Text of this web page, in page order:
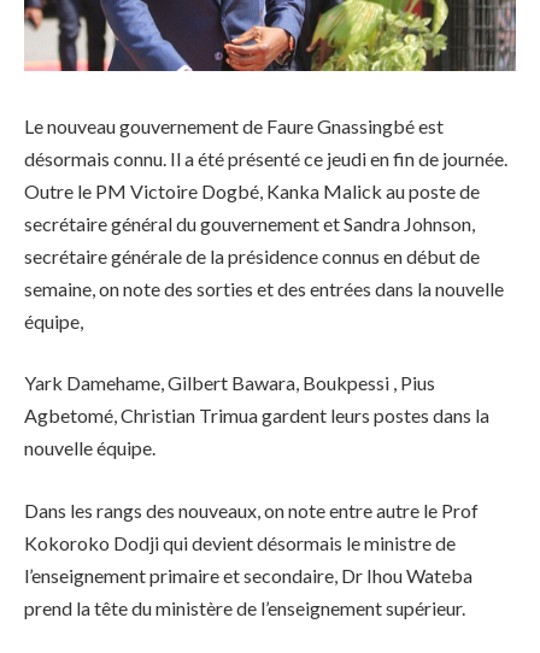
Le nouveau gouvernement de Faure Gnassingbé est
désormais connu. Il a été présenté ce jeudi en fin de journée.
Outre le PM Victoire Dogbé, Kanka Malick au poste de
secrétaire général du gouvernement et Sandra Johnson,
secrétaire générale de la présidence connus en début de
semaine, on note des sorties et des entrées dans la nouvelle
équipe,
Yark Damehame, Gilbert Bawara, Boukpessi , Pius
Agbetomé, Christian Trimua gardent leurs postes dans la
nouvelle équipe.
Dans les rangs des nouveaux, on note entre autre le Prof
Kokoroko Dodji qui devient désormais le ministre de
l’enseignement primaire et secondaire, Dr Ihou Wateba
prend la tête du ministère de l’enseignement supérieur.